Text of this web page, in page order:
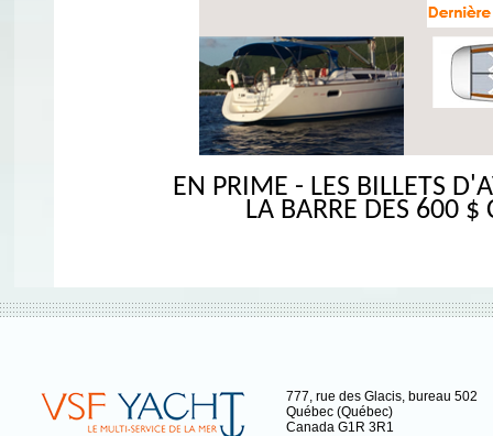
EN PRIME - LES BILLETS
LA BARRE DES 600
777, rue des Glacis, bureau 502
Québec (Québec)
Canada G1R 3R1